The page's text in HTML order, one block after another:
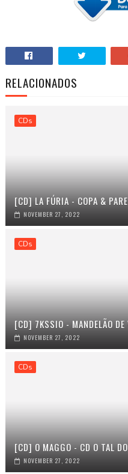
RELACIONADOS
CDs
[CD] LA FÚRIA - COPA &
NOVEMBER 27, 2022
CDs
[CD] 7KSSIO - MANDELÃO
NOVEMBER 27, 2022
CDs
[CD] O MAGGO - CD O TAL
NOVEMBER 27, 2022